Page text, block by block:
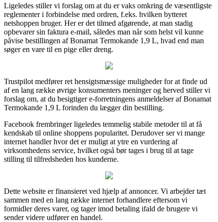
Ligeledes stiller vi forslag om at du er vaks omkring de væsentligste
reglementer i forbindelse med ordren, f.eks. hvilken bytteret
netshoppen bruger. Her er det tilmed afgørende, at man stadig
opbevarer sin faktura e-mail, således man når som helst vil kunne
påvise bestillingen af Bonamat Termokande 1,9 L, hvad end man
søger en vare til en pige eller dreng.
Trustpilot medfører ret hensigtsmæssige muligheder for at finde ud
af en lang række øvrige konsumenters meninger og herved stiller vi
forslag om, at du besigtiger e-forretningens anmeldelser af Bonamat
Termokande 1,9 L forinden du lægger din bestilling.
Facebook frembringer ligeledes temmelig stabile metoder til at få
kendskab til online shoppens popularitet. Derudover ser vi mange
internet handler hvor det er muligt at ytre en vurdering af
virksomhedens service, hvilket også bør tages i brug til at tage
stilling til tilfredsheden hos kunderne.
Dette website er finansieret ved hjælp af annoncer. Vi arbejder tæt
sammen med en lang række internet forhandlere eftersom vi
formidler deres varer, og tager imod betaling ifald de brugere vi
sender videre udfører en handel.